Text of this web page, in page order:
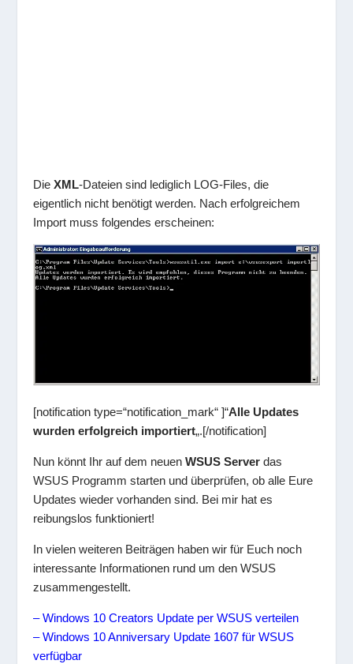
DieXML-Dateien sind lediglich LOG-Files, die
eigentlich nicht benötigt werden. Nach erfolgreichem
Import muss folgendes erscheinen:
[notification type=“notification_mark“ ]“Alle Updates
wurden erfolgreich importiert„.[/notification]
Nun könnt Ihr auf dem neuenWSUS Server das
WSUS Programm starten und überprüfen, ob alle Eure
Updates wieder vorhanden sind. Bei mir hat es
reibungslos funktioniert!
In vielen weiteren Beiträgen haben wir für Euch noch
interessante Informationen rund um den WSUS
zusammengestellt.
– Windows 10 Creators Update per WSUS verteilen
– Windows 10 Anniversary Update 1607 für WSUS
verfügbar